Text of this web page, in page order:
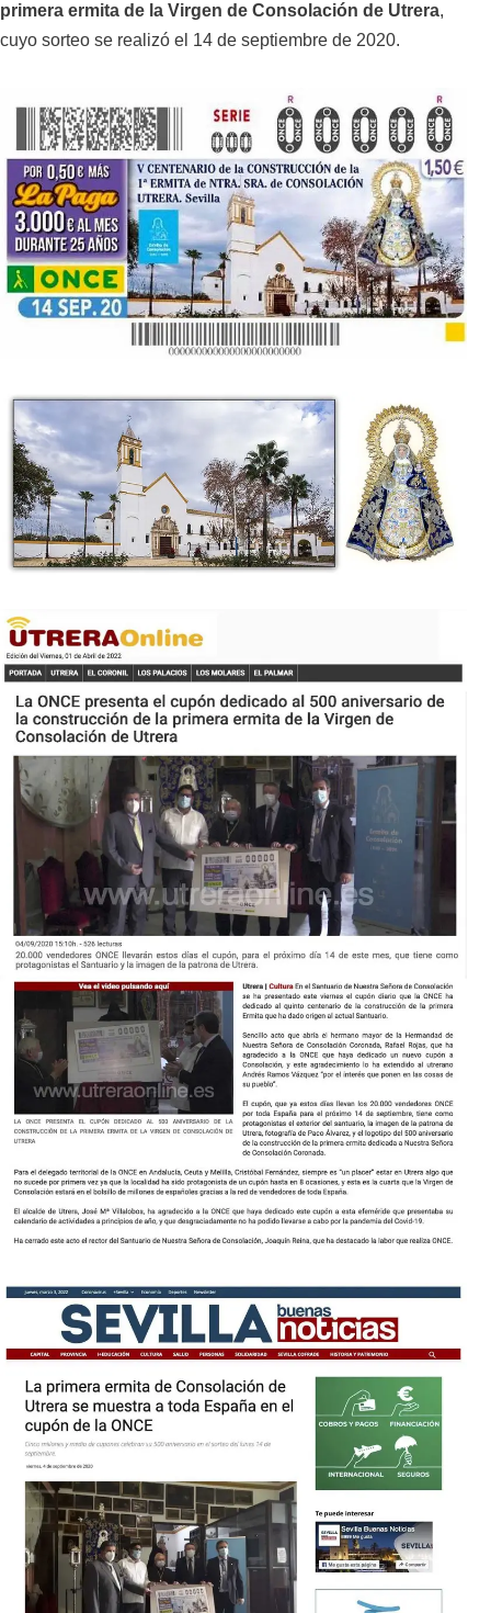
primera ermita de la Virgen de Consolación de Utrera,
cuyo sorteo se realizó el 14 de septiembre de 2020.